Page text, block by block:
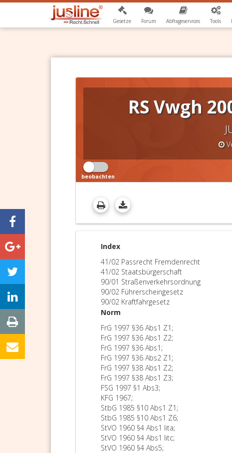
Gesetze Forum Abfrageservices Tools
RS Vwgh
beobachten
Index
41/02 Passrecht Fremdenrecht
41/02 Staatsbürgerschaft
90/01 Straßenverkehrsordnung
90/02 Führerscheingesetz
90/02 Kraftfahrgesetz
Norm
FrG 1997 §36 Abs1 Z1;
FrG 1997 §36 Abs1 Z2;
FrG 1997 §36 Abs1;
FrG 1997 §36 Abs2 Z1;
FrG 1997 §38 Abs1 Z2;
FrG 1997 §38 Abs1 Z3;
FSG 1997 §1 Abs3;
KFG 1967;
StbG 1985 §10 Abs1 Z1;
StbG 1985 §10 Abs1 Z6;
StVO 1960 §4 Abs1 lita;
StVO 1960 §4 Abs1 litc;
StVO 1960 §4 Abs5;